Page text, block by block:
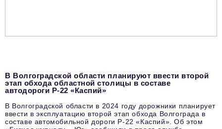
В Волгоградской области планируют ввести второй
этап обхода областной столицы в составе
автодороги Р-22 «Каспий»
В Волгоградской области в 2024 году дорожники планирует
ввести в эксплуатацию второй этап обхода Волгограда в
составе автомобильной дороги Р-22 «Каспий». Об этом